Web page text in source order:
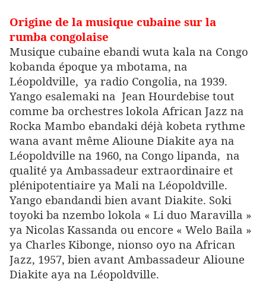
Origine de la musique cubaine sur la
rumba congolaise
Musique cubaine ebandi wuta kala na Congo
kobanda époque ya mbotama, na
Léopoldville, ya radio Congolia, na 1939.
Yango esalemaki na Jean Hourdebise tout
comme ba orchestres lokola African Jazz na
Rocka Mambo ebandaki déjà kobeta rythme
wana avant même Alioune Diakite aya na
Léopoldville na 1960, na Congo lipanda, na
qualité ya Ambassadeur extraordinaire et
plénipotentiaire ya Mali na Léopoldville.
Yango ebandandi bien avant Diakite. Soki
toyoki ba nzembo lokola « Li duo Maravilla »
ya Nicolas Kassanda ou encore « Welo Baila »
ya Charles Kibonge, nionso oyo na African
Jazz, 1957, bien avant Ambassadeur Alioune
Diakite aya na Léopoldville.